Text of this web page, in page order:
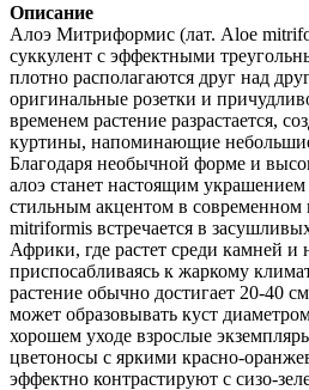
Описание
Алоэ Митриформис (лат. Aloe
суккулент с эффектными
плотно располагаются друг над
оригинальные розетки и
временем растение разрастается,
куртины, напоминающие
Благодаря необычной форме и
алоэ станет настоящим
стильным акцентом в современном
mitriformis встречается в
Африки, где растет среди камней и
приспосабливаясь к жаркому
растение обычно достигает 20-40
может образовывать куст
хорошем уходе взрослые
цветоносы с яркими красно-
эффектно контрастируют с сизо-